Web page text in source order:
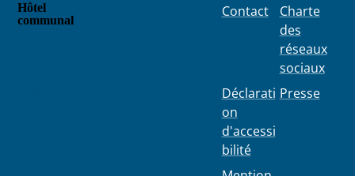
Hôtel
communal
Contact
Déclarati
on
d'accessi
bilité
Charte
des
réseaux
sociaux
Presse